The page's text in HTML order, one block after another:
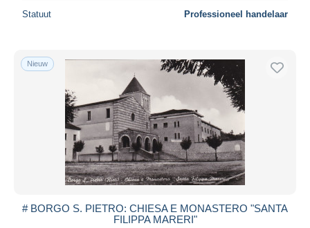
Statuut Professioneel handelaar
Nieuw
# BORGO S. PIETRO: CHIESA E MONASTERO "SANTA
FILIPPA MARERI"